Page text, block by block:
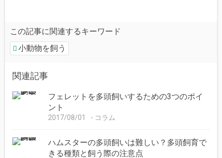
この記事に関連するキーワード
小動物を飼う
関連記事
フェレットを多頭飼いするための3つのポイ
ント
2017/08/01 コラム
ハムスターの多頭飼いは難しい？多頭飼育で
きる種類と飼う際の注意点